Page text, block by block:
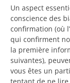
Un aspect
conscience des
confirmation (où
qui confirment
la première
suivantes),
vous êtes un